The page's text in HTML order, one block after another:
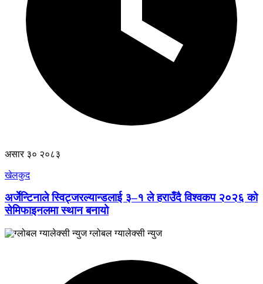
असार ३० २०८३
खेलकुद
अर्जेन्टिनाले स्विट्जरल्यान्डलाई ३–१ ले हराउँदै विश्वकप २०२६ को
सेमिफाइनलमा स्थान बनायो
ग्लोबल ग्यालेक्सी न्युज